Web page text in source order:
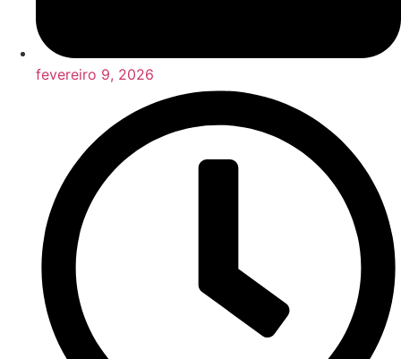
fevereiro 9, 2026